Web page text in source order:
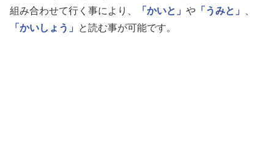
組み合わせて行く事により、
「かいと」 や 「うみと」
「かいしょう」
と読む事が可能です。